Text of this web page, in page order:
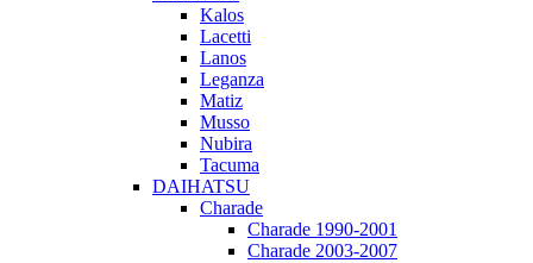
Kalos
Lacetti
Lanos
Leganza
Matiz
Musso
Nubira
Tacuma
DAIHATSU
Charade
Charade 1990-2001
Charade 2003-2007